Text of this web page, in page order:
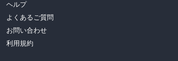
ヘルプ
よくあるご質問
お問い合わせ
利用規約